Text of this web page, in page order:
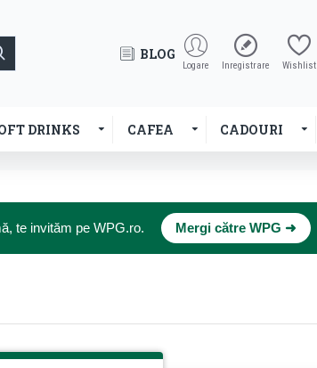
BLOG
Logare Inregistrare Wishlist
DRINKS CAFEA CADOURI
te invităm pe WPG.ro. Mergi către WPG ➜